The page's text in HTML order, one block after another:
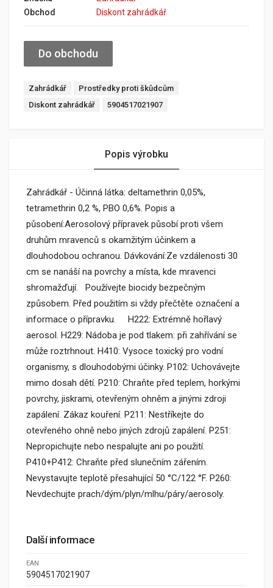
Obchod
Diskont zahrádkář
Do obchodu
Zahrádkář
Prostředky proti škůdcům
Diskont zahrádkář
5904517021907
Popis výrobku
Zahrádkář - Účinná látka: deltamethrin 0,05%,
tetramethrin 0,2 %, PBO 0,6%. Popis a
působení:Aerosolový přípravek působí proti všem
druhům mravenců s okamžitým účinkem a
dlouhodobou ochranou. Dávkování:Ze vzdálenosti 30
cm se nanáší na povrchy a místa, kde mravenci
shromažďují. Používejte biocidy bezpečným
způsobem. Před použitím si vždy přečtěte označení a
informace o přípravku. H222: Extrémně hořlavý
aerosol. H229: Nádoba je pod tlakem: při zahřívání se
může roztrhnout. H410: Vysoce toxický pro vodní
organismy, s dlouhodobými účinky. P102: Uchovávejte
mimo dosah dětí. P210: Chraňte před teplem, horkými
povrchy, jiskrami, otevřeným ohněm a jinými zdroji
zapálení. Zákaz kouření. P211: Nestříkejte do
otevřeného ohně nebo jiných zdrojů zapálení. P251:
Nepropichujte nebo nespalujte ani po použití.
P410+P412: Chraňte před slunečním zářením.
Nevystavujte teplotě přesahující 50 °C/122 °F. P260:
Nevdechujte prach/dým/plyn/mlhu/páry/aerosoly.
Další informace
EAN
5904517021907